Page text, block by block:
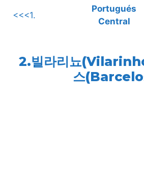
<<<1.
Portugués
Central
2.빌라리뇨
스